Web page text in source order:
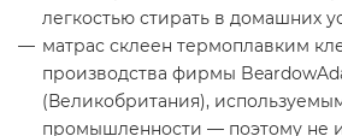
легкостью стирать в домашних
матрас склеен термоплавким
производства фирмы
(Великобритания),
промышленности — поэтому не